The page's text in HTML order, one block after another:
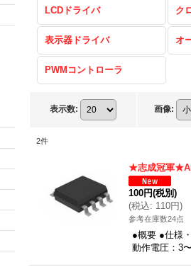
LCDドライバ ク
表示器ドライバ オ
PWMコントローラ
表示数: 画像:
2件
★志成冠軍
100円(税別)
(税込: 110円)
参考在庫数24点
●概要 ●仕様
動作電圧：3